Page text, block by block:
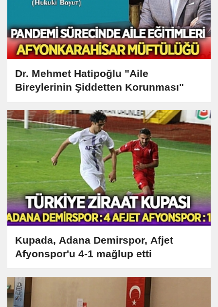
Dr. Mehmet Hatipoğlu "Aile
Bireylerinin Şiddetten Korunması"
Kupada, Adana Demirspor, Afjet
Afyonspor'u 4-1 mağlup etti